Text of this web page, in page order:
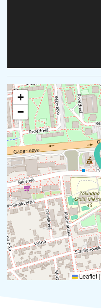
+
−
Leaflet |